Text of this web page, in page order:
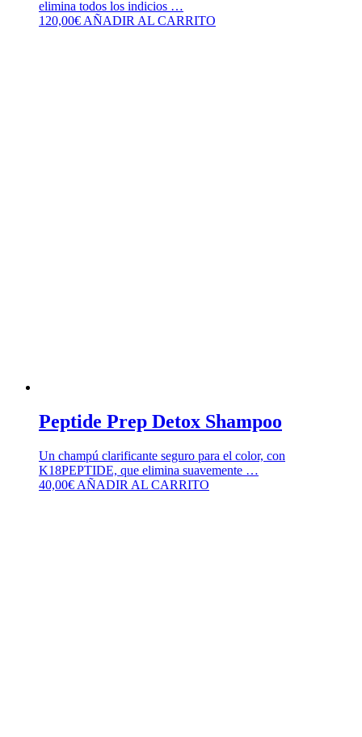
elimina todos los indicios …
120,00€AÑADIR AL CARRITO
Peptide Prep Detox Shampoo
Un champú clarificante seguro para el color, con
K18PEPTIDE, que elimina suavemente …
40,00€ AÑADIR AL CARRITO